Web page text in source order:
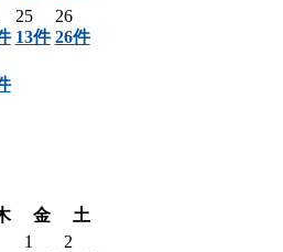
25
13件
26
26件
金
土
1
2